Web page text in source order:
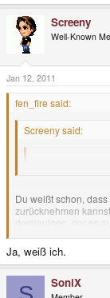
Screeny
Well-Known
Jan 12, 2011
fen_fire said:
Screeny said:
Ich verkaufe
Du weißt schon,
zurücknehmen
demjenigen, der es
besseres Angebot,
Nur mal so als Info.
Ja, weiß ich.
SoniX